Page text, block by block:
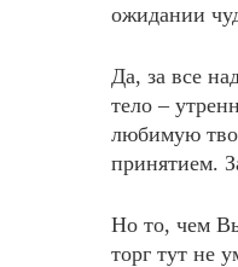
ожидании
Да, за все
тело –
любимую
принятием.
Но то, чем
торг тут не